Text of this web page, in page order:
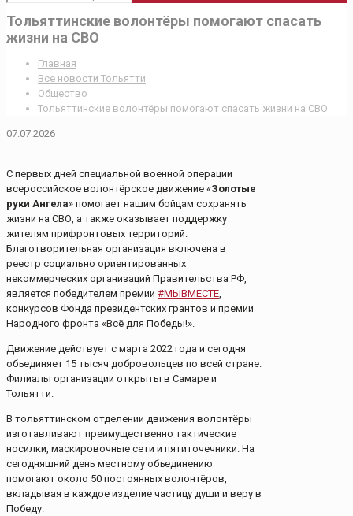
Тольяттинские волонтёры помогают спасать
жизни на СВО
Главная
Все новости Тольятти
Общество
Тольяттинские волонтёры помогают спасать жизни на СВО
07.07.2026
С первых дней специальной военной операции
всероссийское волонтёрское движение «Золотые
руки Ангела» помогает нашим бойцам сохранять
жизни на СВО, а также оказывает поддержку
жителям прифронтовых территорий.
Благотворительная организация включена в
реестр социально ориентированных
некоммерческих организаций Правительства РФ,
является победителем премии #МЫВМЕСТЕ,
конкурсов Фонда президентских грантов и премии
Народного фронта «Всё для Победы!».
Движение действует с марта 2022 года и сегодня
объединяет 15 тысяч добровольцев по всей стране.
Филиалы организации открыты в Самаре и
Тольятти.
В тольяттинском отделении движения волонтёры
изготавливают преимущественно тактические
носилки, маскировочные сети и пятиточечники. На
сегодняшний день местному объединению
помогают около 50 постоянных волонтёров,
вкладывая в каждое изделие частицу души и веру в
Победу.